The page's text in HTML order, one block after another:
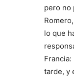
pero no
lo que
tarde, y